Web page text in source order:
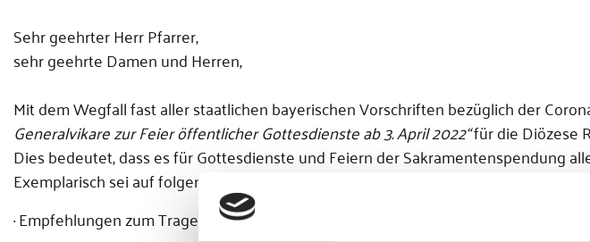
Sehr geehrter Herr Pfarrer,
sehr geehrte Damen und Herren,
Mit dem Wegfall fast aller staatlichen bayerischen Vorschriften bezüglich der
Generalvikare zur Feier öffentlicher Gottesdienste ab 3. April 2022“für die Diözese
Dies bedeutet, dass es für Gottesdienste und Feiern der Sakramentenspendung
Exemplarisch sei auf folgende Punkte hingewiesen:
· Empfehlungen zum Tragen einer Maske bestehen nicht mehr außer für infizierte